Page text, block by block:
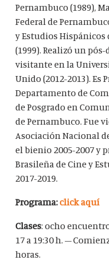
Pernambuco (1989),
Federal de
y Estudios
(1999). Realizó un
visitante en la
Unido (2012-2013). Es
Departamento de
de Posgrado en
de Pernambuco. Fue
Asociación Nacional
el bienio 2005-2007 y
Brasileña de Cine y
2017-2019.
Programa:click aquí
Clases: ocho
17 a 19:30 h. –
horas.